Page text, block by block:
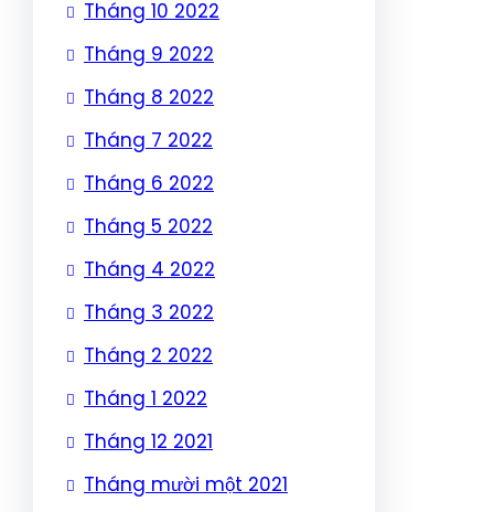
Tháng 10 2022
Tháng 9 2022
Tháng 8 2022
Tháng 7 2022
Tháng 6 2022
Tháng 5 2022
Tháng 4 2022
Tháng 3 2022
Tháng 2 2022
Tháng 1 2022
Tháng 12 2021
Tháng mười một 2021